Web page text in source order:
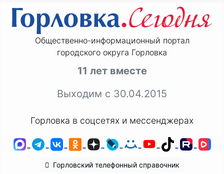
Общественно-информационный портал
городского округа Горловка
11 лет вместе
Выходим с 30.04.2015
Горловка в соцсетях и мессенджерах
MAXTelegram
ВКонтакте
Одноклассники
ДзенLiveJournal
Мой Мир
YouTube
TikTok
Горловский телефонный справочник